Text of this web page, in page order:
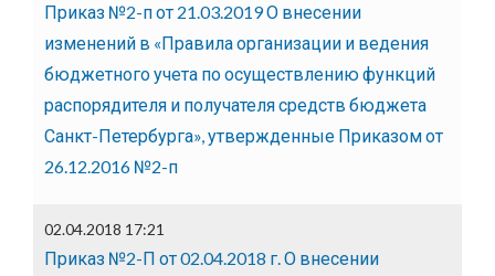
Приказ №2-п от 21.03.2019 О внесении
изменений в «Правила организации и ведения
бюджетного учета по осуществлению функций
распорядителя и получателя средств бюджета
Санкт-Петербурга», утвержденные Приказом от
26.12.2016 №2-п
02.04.2018 17:21
Приказ №2-П от 02.04.2018 г. О внесении